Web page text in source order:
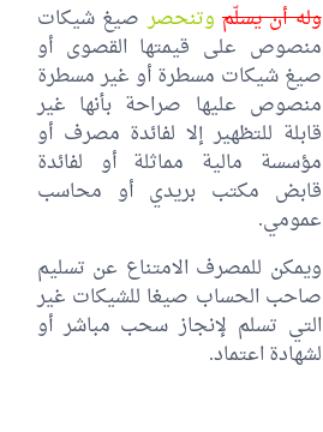
وله أن يسلّم وتنحصرصيغ شيكات
منصوص على قيمتها القصوى أو
صيغ شيكات مسطرة أو غير مسطرة
منصوص عليها صراحة بأنها غير
قابلة للتظهير إلا لفائدة مصرف أو
مؤسسة مالية مماثلة أو لفائدة
قابض مكتب بريدي أو محاسب
عمومي.
ويمكن للمصرف الامتناع عن تسليم
صاحب الحساب صيغا للشيكات غير
التي تسلم لإنجاز سحب مباشر أو
لشهادة اعتماد.